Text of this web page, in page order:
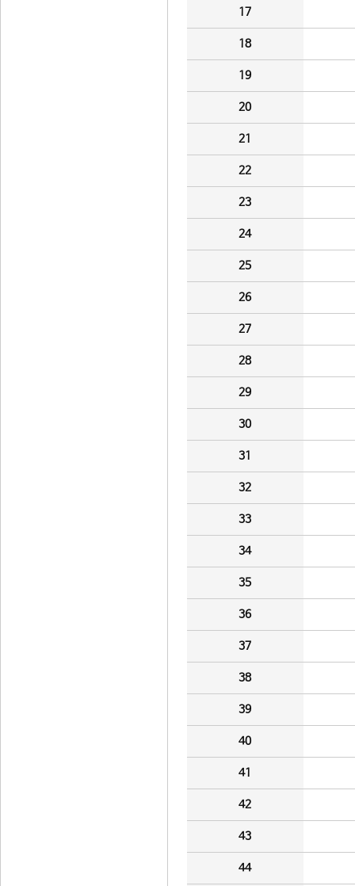
17
18
19
20
21
22
23
24
25
26
27
28
29
30
31
32
33
34
35
36
37
38
39
40
41
42
43
44